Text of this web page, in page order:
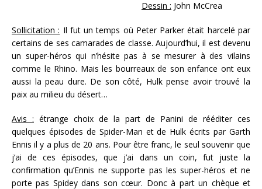
Dessin : John McCrea
Sollicitation : Il fut un temps où Peter Parker était harcelé par
certains de ses camarades de classe. Aujourd’hui, il est devenu
un super-héros qui n’hésite pas à se mesurer à des vilains
comme le Rhino. Mais les bourreaux de son enfance ont eux
aussi la peau dure. De son côté, Hulk pense avoir trouvé la
paix au milieu du désert…
Avis : étrange choix de la part de Panini de rééditer ces
quelques épisodes de Spider-Man et de Hulk écrits par Garth
Ennis il y a plus de 20 ans. Pour être franc, le seul souvenir que
j’ai de ces épisodes, que j’ai dans un coin, fut juste la
confirmation qu’Ennis ne supporte pas les super-héros et ne
porte pas Spidey dans son cœur. Donc à part un chèque et